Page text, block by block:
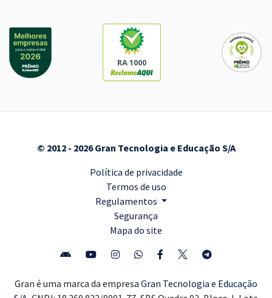
RA 1000
© 2012 - 2026 Gran Tecnologia e Educação S/A
Política de privacidade
Termos de uso
Regulamentos
Segurança
Mapa do site
Gran é uma marca da empresa Gran Tecnologia e Educação